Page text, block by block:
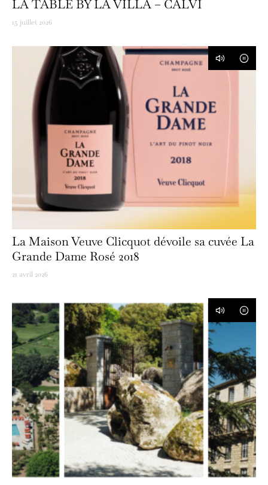
LA TABLE BY LA VILLA – CALVI
15 juillet 2026
La Maison Veuve Clicquot dévoile sa cuvée La
Grande Dame Rosé 2018
21 avril 2026